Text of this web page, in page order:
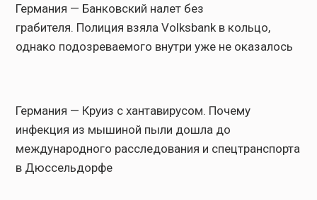
Германия — Банковский налет без
грабителя. Полиция взяла Volksbank в кольцо,
однако подозреваемого внутри уже не оказалось
Германия — Круиз с хантавирусом. Почему
инфекция из мышиной пыли дошла до
международного расследования и спецтранспорта
в Дюссельдорфе